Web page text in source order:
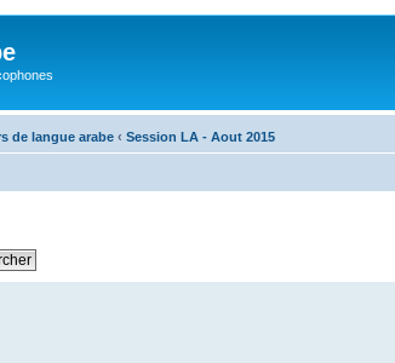
de langue arabe ‹ Session LA - Aout 2015